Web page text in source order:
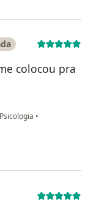
colocou pra
•